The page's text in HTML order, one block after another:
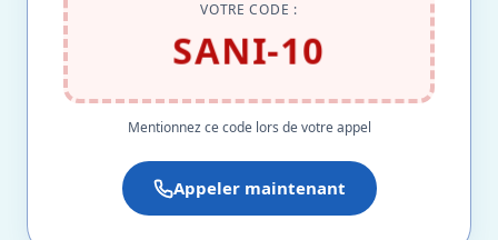
VOTRE CODE :
SANI-10
Mentionnez ce code lors de votre appel
Appeler maintenant